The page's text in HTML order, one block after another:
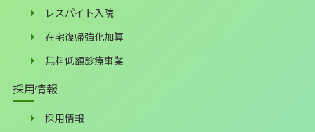
レスパイト入院
在宅復帰強化加算
無料低額診療事業
採用情報
採用情報